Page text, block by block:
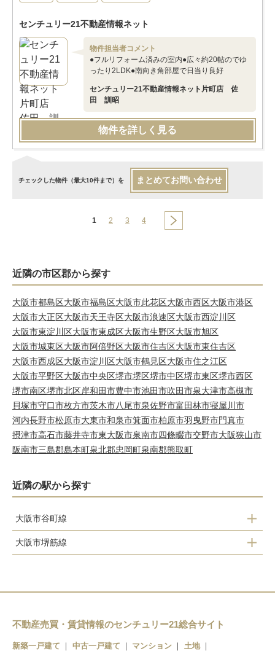
センチュリー21不動産情報ネット
物件担当者コメント
●フルリフォーム済みの室内●広々約20帖のでゆ
ったり2LDK●南向き角部屋で日当り良好
センチュリー21不動産情報ネット片町店 佐
田 訓昭
物件を詳しく見る
チェックした物件（最大10件まで）を まとめてお問い合わせ
1 2 3 4
近隣の市区郡から探す
大阪市都島区大阪市福島区大阪市此花区大阪市西区大阪市港区
大阪市大正区大阪市天王寺区大阪市浪速区大阪市西淀川区
大阪市東淀川区大阪市東成区大阪市生野区大阪市旭区
大阪市城東区大阪市阿倍野区大阪市住吉区大阪市東住吉区
大阪市西成区大阪市淀川区大阪市鶴見区大阪市住之江区
大阪市平野区大阪市中央区堺市堺区堺市中区堺市東区堺市西区
堺市南区堺市北区岸和田市豊中市池田市吹田市泉大津市高槻市
貝塚市守口市枚方市茨木市八尾市泉佐野市富田林市寝屋川市
河内長野市松原市大東市和泉市箕面市柏原市羽曳野市門真市
摂津市高石市藤井寺市東大阪市泉南市四條畷市交野市大阪狭山市
阪南市三島郡島本町泉北郡忠岡町泉南郡熊取町
近隣の駅から探す
大阪市谷町線
天神橋筋六丁目
大阪市堺筋線
扇町
不動産売買・賃貸情報のセンチュリー21総合サイト
新築一戸建て 中古一戸建て マンション
土地